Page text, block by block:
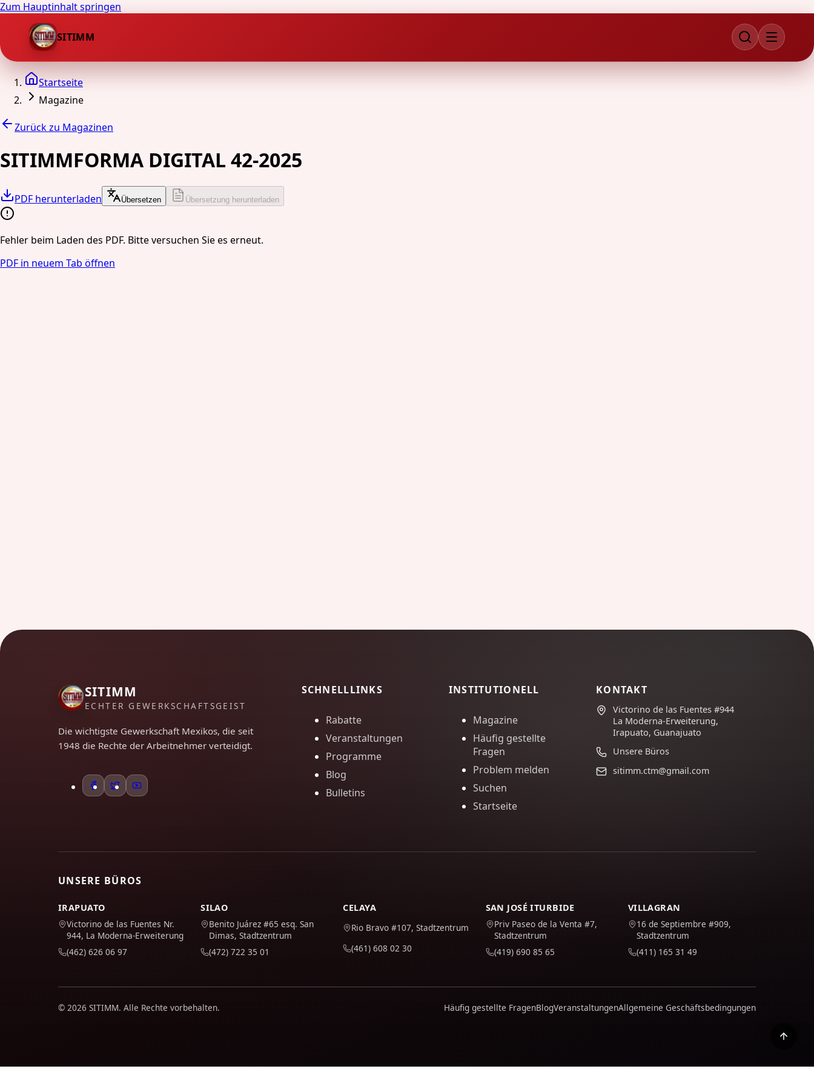
Zum Hauptinhalt springen
SITIMM
Startseite
Magazine
Zurück zu Magazinen
SITIMMFORMA DIGITAL 42-2025
PDF herunterladen Übersetzen Übersetzung herunterladen
Fehler beim Laden des PDF. Bitte versuchen Sie es erneut.
PDF in neuem Tab öffnen
SITIMM
ECHTER GEWERKSCHAFTSGEIST
Die wichtigste Gewerkschaft Mexikos, die seit
1948 die Rechte der Arbeitnehmer verteidigt.
SCHNELLLINKS
Rabatte
Veranstaltungen
Programme
Blog
Bulletins
INSTITUTIONELL
Magazine
Häufig gestellte
Fragen
Problem melden
Suchen
Startseite
KONTAKT
Victorino de las Fuentes #944
La Moderna-Erweiterung,
Irapuato, Guanajuato
Unsere Büros
sitimm.ctm@gmail.com
UNSERE BÜROS
IRAPUATO
Victorino de las Fuentes Nr.
944, La Moderna-Erweiterung
(462) 626 06 97
SILAO
Benito Juárez #65 esq. San
Dimas, Stadtzentrum
(472) 722 35 01
CELAYA
Rio Bravo #107, Stadtzentrum
(461) 608 02 30
SAN JOSÉ ITURBIDE
Priv Paseo de la Venta #7,
Stadtzentrum
(419) 690 85 65
VILLAGRAN
16 de Septiembre #909,
Stadtzentrum
(411) 165 31 49
© 2026 SITIMM. Alle Rechte vorbehalten. Häufig gestellte FragenBlogVeranstaltungenAllgemeine Geschäftsbedingungen